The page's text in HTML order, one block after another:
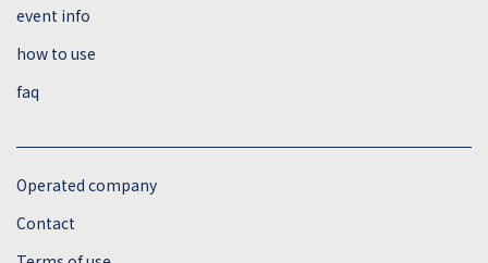
event info
how to use
faq
Operated company
Contact